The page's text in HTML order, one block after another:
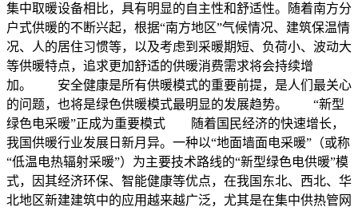
集中取暖设备相比，具有明显的自主性和舒适性。随着南方分
户式供暖的不断兴起，根据“南方地区”气候情况、建筑保温情
况、人的居住习惯等，以及考虑到采暖期短、负荷小、波动大
等供暖特点，追求更加舒适的供暖消费需求将会持续增
加。 安全健康是所有供暖模式的重要前提，是人们最关心
的问题，也将是绿色供暖模式最明显的发展趋势。 “新型
绿色电采暖”正成为重要模式 随着国民经济的快速增长，
我国供暖行业发展日新月异。一种以“地面墙面电采暖”（或称
“低温电热辐射采暖”）为主要技术路线的“新型绿色电供暖”模
式，因其经济环保、智能健康等优点，在我国东北、西北、华
北地区新建建筑中的应用越来越广泛，尤其是在集中供热管网